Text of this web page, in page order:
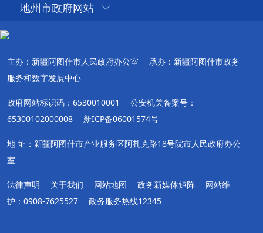
地州市政府网站
主办：新疆阿图什市人民政府办公室
承办：新疆阿图什市政务
服务和数字发展中心
政府网站标识码：6530010001
公安机关备案号：
65300102000008
新ICP备06001574号
地 址：新疆阿图什市产业服务区阿扎克路18号院市人民政府办公
室
法律声明 关于我们 网站地图 政务新媒体矩阵
网站维
护：0908-7625527
政务服务热线12345